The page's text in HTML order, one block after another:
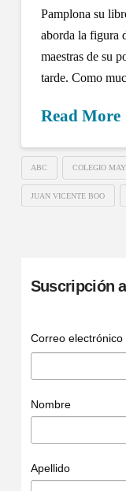
Pamplona su
aborda la figura
maestras de su
tarde. Como
Read More
ABC COLEGIO
JUAN VICENTE BOO
Suscripción
Correo electrónico
Nombre
Apellido